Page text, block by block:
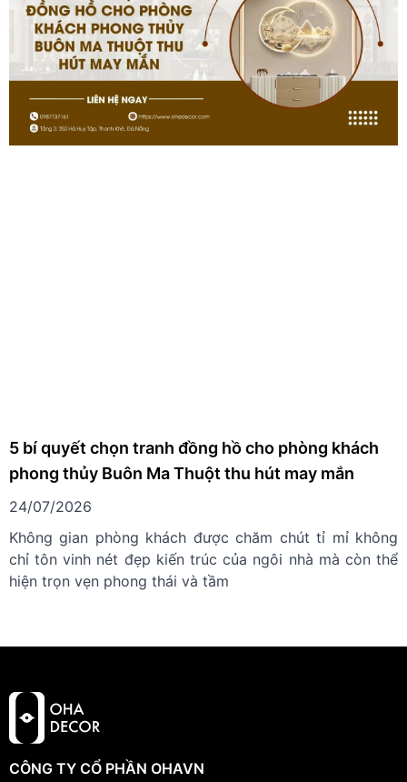
5 bí quyết chọn tranh đồng hồ cho phòng khách
phong thủy Buôn Ma Thuột thu hút may mắn
24/07/2026
Không gian phòng khách được chăm chút tỉ mỉ không
chỉ tôn vinh nét đẹp kiến trúc của ngôi nhà mà còn thể
hiện trọn vẹn phong thái và tầm
CÔNG TY CỔ PHẦN OHAVN